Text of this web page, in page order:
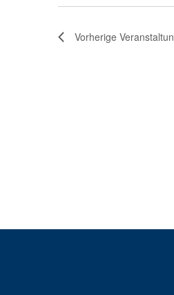
Vorherige